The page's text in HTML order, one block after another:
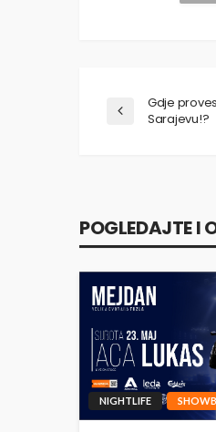
Gdje
Sarajevu!?
POGLEDAJTE I
NIGHTLIFE